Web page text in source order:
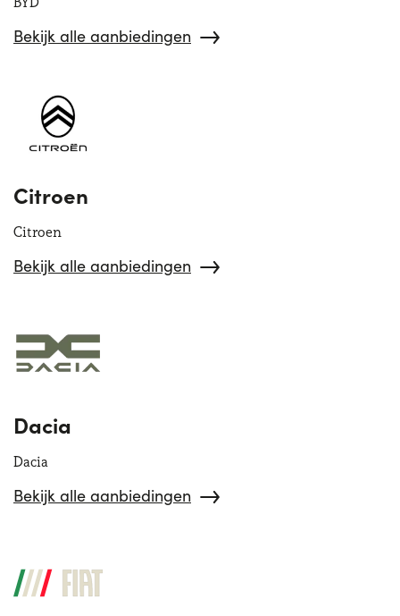
Bekijk alle aanbiedingen
Citroen
Citroen
Bekijk alle aanbiedingen
Dacia
Dacia
Bekijk alle aanbiedingen